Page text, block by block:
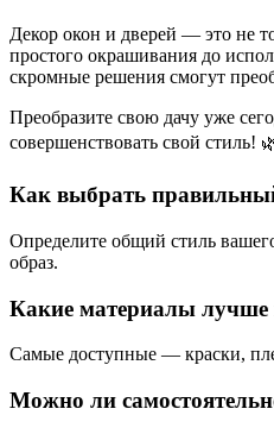
Декор окон и дверей — это не
простого окрашивания до
скромные решения смогут
Преобразите свою дачу уже
совершенствовать свой стиль!
Как выбрать
Определите общий стиль
образ.
Какие материалы лучше
Самые доступные — краски,
Можно ли